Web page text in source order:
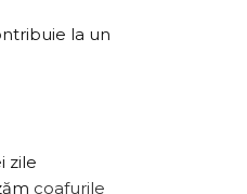
la un
zile
coafurile